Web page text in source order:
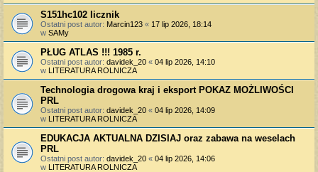
S151hc102 licznik
Ostatni post autor: Marcin123 « 17 lip 2026, 18:14
w SAMy
PŁUG ATLAS !!! 1985 r.
Ostatni post autor: davidek_20 « 04 lip 2026, 14:10
w LITERATURA ROLNICZA
Technologia drogowa kraj i eksport POKAZ MOŻLIWOŚCI
PRL
Ostatni post autor: davidek_20 « 04 lip 2026, 14:09
w LITERATURA ROLNICZA
EDUKACJA AKTUALNA DZISIAJ oraz zabawa na weselach
PRL
Ostatni post autor: davidek_20 « 04 lip 2026, 14:06
w LITERATURA ROLNICZA